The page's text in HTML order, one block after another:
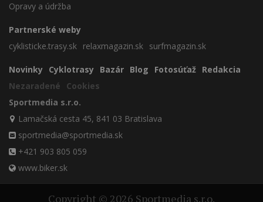
Opravy a údržba
Partnerské weby
cyklisticke.trasy.sk relaxmagazin.sk surfmagazin.sk
Novinky Cyklotrasy Bazár Blog Fotosúťaž Redakcia
Nezaradené
Cookies
Sportmedia s.r.o.
Lamačská cesta 45, 841 03 Bratislava
sportmedia@sportmedia.sk
+421 903 805 059
www.biker.sk
Copyright © 2026 Sportmedia s.r.o.